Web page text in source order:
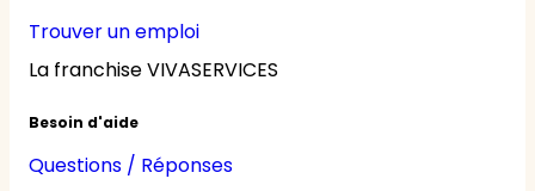
Trouver un emploi
La franchise VIVASERVICES
Besoin d'aide
Questions / Réponses